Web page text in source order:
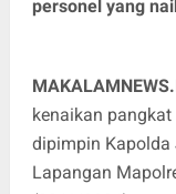
personel yang
kenaikan
dipimpin Kapolda
Lapangan